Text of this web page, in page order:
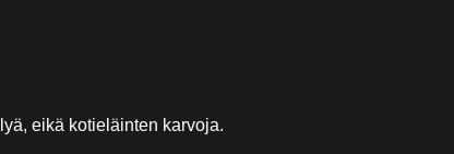
eikä kotieläinten karvoja.